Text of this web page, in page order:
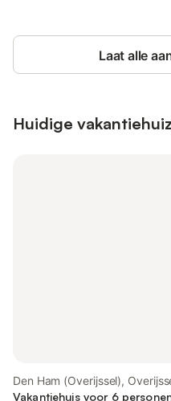
Laat alle
Huidige
Den Ham (Overijssel),
Vakantiehuis voor 6